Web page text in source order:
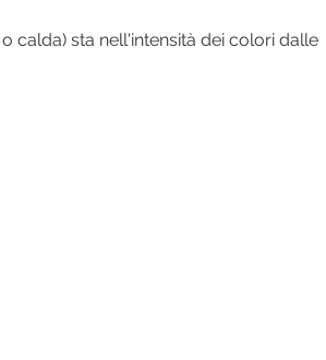
calda) sta nell'intensità dei colori dalle